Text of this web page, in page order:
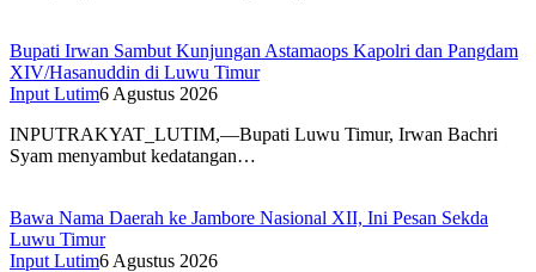
Bupati Irwan Sambut Kunjungan Astamaops Kapolri dan Pangdam
XIV/Hasanuddin di Luwu Timur
Input Lutim6 Agustus 2026
INPUTRAKYAT_LUTIM,—Bupati Luwu Timur, Irwan Bachri
Syam menyambut kedatangan…
Bawa Nama Daerah ke Jambore Nasional XII, Ini Pesan Sekda
Luwu Timur
Input Lutim6 Agustus 2026